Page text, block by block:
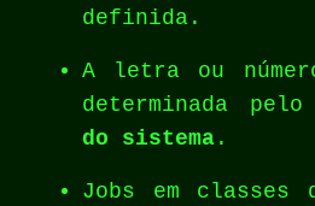
definida.
A letra ou
determinada pelo
do sistema .
Jobs em classes